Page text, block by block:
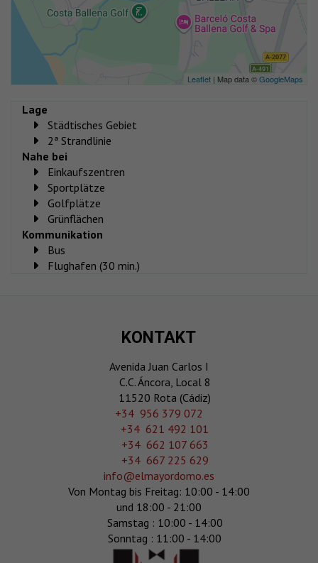
Leaflet | Map data ©GoogleMaps
Lage
Städtisches Gebiet
2ª Strandlinie
Nahe bei
Einkaufszentren
Sportplätze
Golfplätze
Grünflächen
Kommunikation
Bus
Flughafen (30 min.)
KONTAKT
Avenida Juan Carlos I
C.C. Áncora, Local 8
11520 Rota (Cádiz)
‎+34 956 379 072
+34 621 492 101
+34 662 107 663
+34 667 225 629
info@elmayordomo.es
Von Montag bis Freitag: 10:00 - 14:00
und 18:00 - 21:00
Samstag : 10:00 - 14:00
Sonntag : 11:00 - 14:00